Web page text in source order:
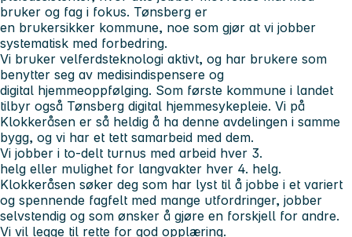
bruker og fag i fokus. Tønsberg er
en brukersikker kommune, noe som gjør at vi jobber
systematisk med forbedring.
Vi bruker velferdsteknologi aktivt, og har brukere som
benytter seg av medisindispensere og
digital hjemmeoppfølging. Som første kommune i landet
tilbyr også Tønsberg digital hjemmesykepleie. Vi på
Klokkeråsen er så heldig å ha denne avdelingen i samme
bygg, og vi har et tett samarbeid med dem.
Vi jobber i to-delt turnus med arbeid hver 3.
helg eller mulighet for langvakter hver 4. helg.
Klokkeråsen søker deg som har lyst til å jobbe i et variert
og spennende fagfelt med mange utfordringer, jobber
selvstendig og som ønsker å gjøre en forskjell for andre.
Vi vil legge til rette for god opplæring.